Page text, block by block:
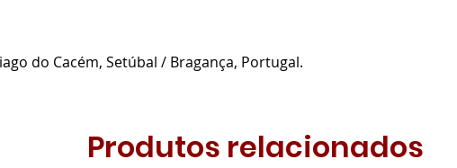
do Cacém, Setúbal / Bragança, Portugal.
Produtos relacionados